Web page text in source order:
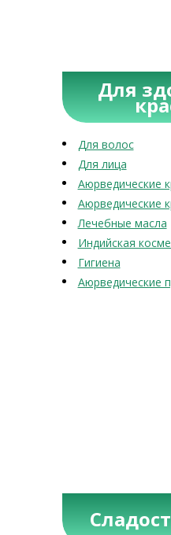
Для
Для волос
Для лица
Аюрведические
Аюрведические
Лечебные масла
Индийская
Гигиена
Аюрведические